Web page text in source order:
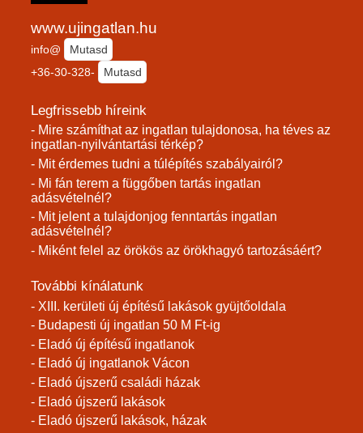
www.ujingatlan.hu
info@
Mutasd
+36-30-328-
Mutasd
Legfrissebb híreink
- Mire számíthat az ingatlan tulajdonosa, ha téves az
ingatlan-nyilvántartási térkép?
- Mit érdemes tudni a túlépítés szabályairól?
- Mi fán terem a függőben tartás ingatlan
adásvételnél?
- Mit jelent a tulajdonjog fenntartás ingatlan
adásvételnél?
- Miként felel az örökös az örökhagyó tartozásáért?
További kínálatunk
- XIII. kerületi új építésű lakások gyüjtőoldala
- Budapesti új ingatlan 50 M Ft-ig
- Eladó új építésű ingatlanok
- Eladó új ingatlanok Vácon
- Eladó újszerű családi házak
- Eladó újszerű lakások
- Eladó újszerű lakások, házak